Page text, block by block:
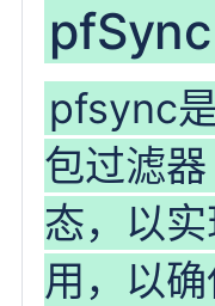
pfSync
pfsync
包过滤
态，以
用，以